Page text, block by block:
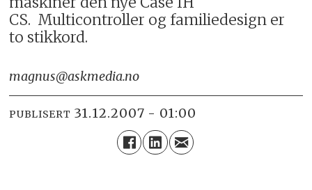
CS. Multicontroller og familiedesign er
to stikkord.
magnus@askmedia.no
PUBLISERT 31.12.2007 - 01:00